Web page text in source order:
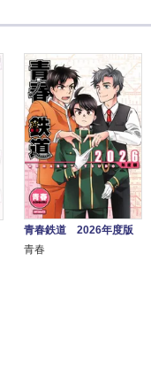
青春鉄道 2026年度版
青春